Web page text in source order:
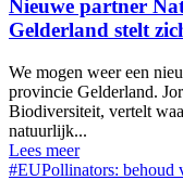
Nieuwe partner
Gelderland stelt
We mogen weer een
provincie Gelderland.
Biodiversiteit, vertelt
natuurlijk...
Lees meer
#EUPollinators: behoud